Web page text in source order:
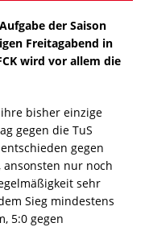
der Saison
Freitagabend in
wird vor allem die
bisher einzige
gegen die TuS
gegen
ansonsten nur noch
sehr
Sieg mindestens
5:0 gegen